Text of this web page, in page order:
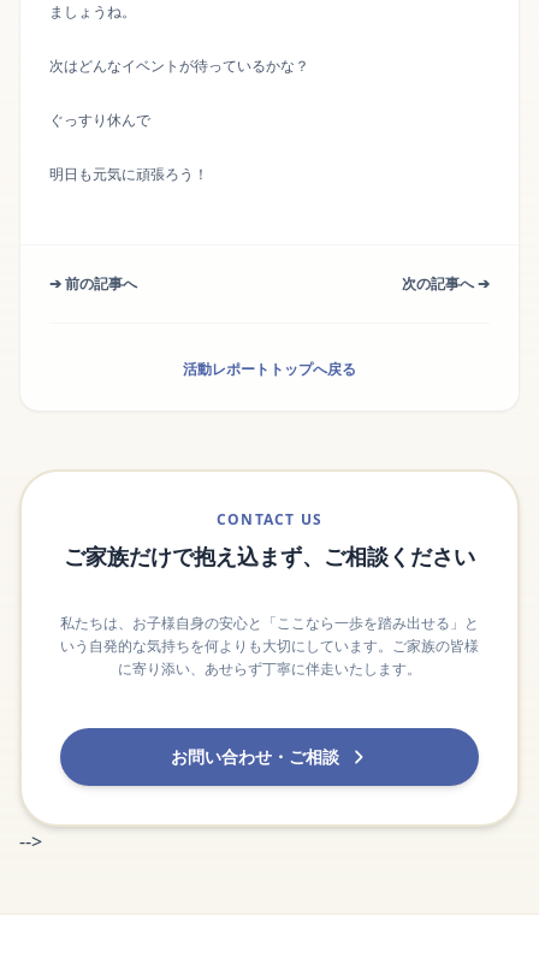
ましょうね。
次はどんなイベントが待っているかな？
ぐっすり休んで
明日も元気に頑張ろう！
➔ 前の記事へ 次の記事へ ➔
活動レポートトップへ戻る
CONTACT US
ご家族だけで抱え込まず、ご相談ください
私たちは、お子様自身の安心と「ここなら一歩を踏み出せる」と
いう自発的な気持ちを何よりも大切にしています。ご家族の皆様
に寄り添い、あせらず丁寧に伴走いたします。
お問い合わせ・ご相談
-->